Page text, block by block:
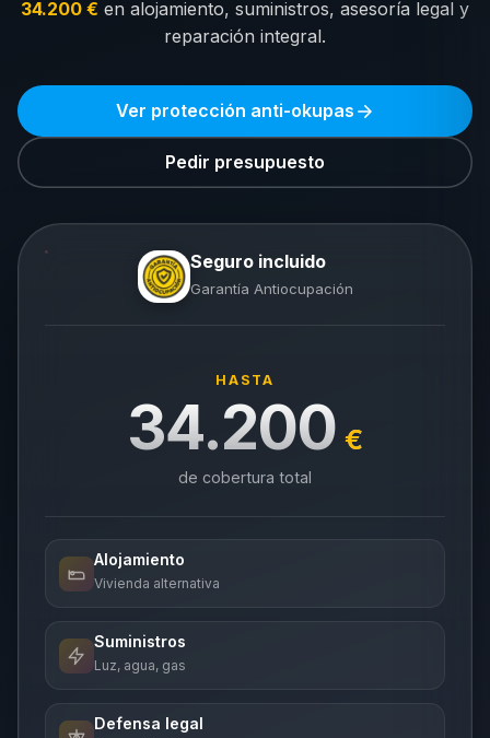
34.200 € en alojamiento, suministros, asesoría legal y
reparación integral.
Ver protección anti-okupas
Pedir presupuesto
Seguro incluido
Garantía Antiocupación
HASTA
34.200 €
de cobertura total
Alojamiento
Vivienda alternativa
Suministros
Luz, agua, gas
Defensa legal